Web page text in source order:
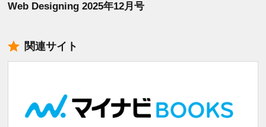
Web Designing 2025年12月号
関連サイト